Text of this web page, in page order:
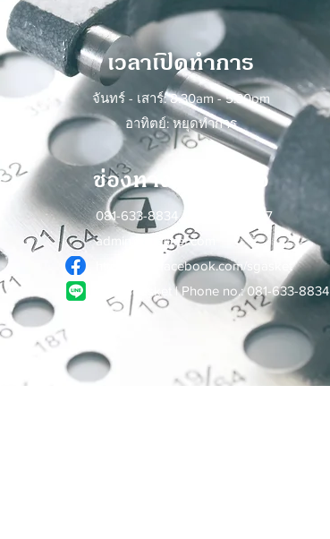
เวลาเปิดทำการ
จันทร์ - เสาร์: 8.30am - 5.30pm
อาทิตย์: หยุดทำการ
ช่องทางการติดต่อ
081-633-8834, 02-255-9145-7
admin@sgasket.com
http://www.facebook.com/sgasket
ID: @sgasket | Phone no.: 081-633-8834